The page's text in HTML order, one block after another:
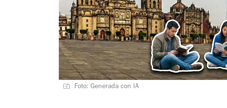
Foto: Generada con IA